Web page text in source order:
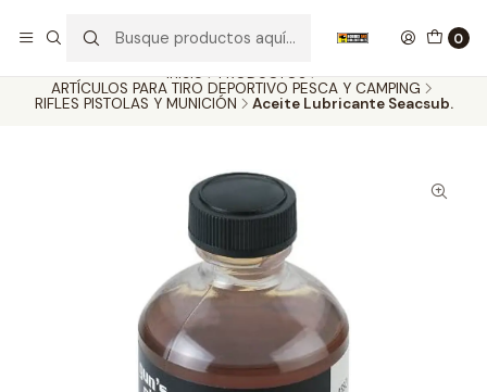
0
Inicio
PRODUCTOS
ARTÍCULOS PARA TIRO DEPORTIVO PESCA Y CAMPING
RIFLES PISTOLAS Y MUNICIÓN
Aceite Lubricante Seacsub.